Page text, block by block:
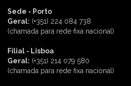
Sede - Porto
Geral: (+351) 224 084 738
(chamada para rede fixa nacional)
Filial - Lisboa
Geral: (+351) 214 079 580
(chamada para rede fixa nacional)